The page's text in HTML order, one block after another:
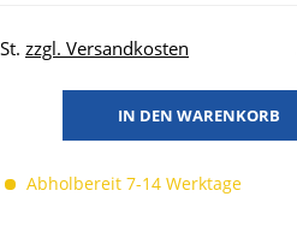
zzgl. Versandkosten
IN DEN WARENKORB
Abholbereit 7-14 Werktage